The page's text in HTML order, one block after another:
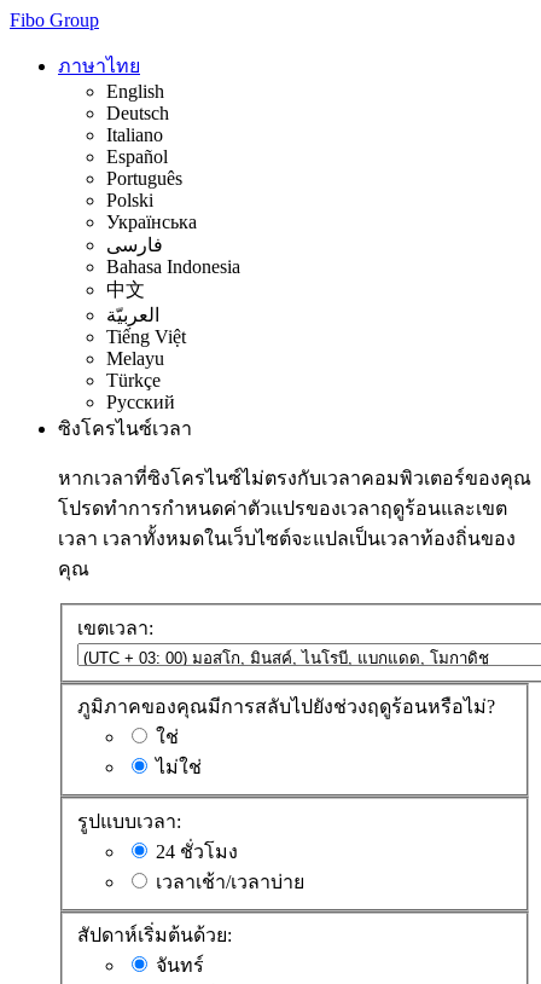
Fibo Group
ภาษาไทย
English
Deutsch
Italiano
Español
Português
Polski
Українська
فارسی
Bahasa Indonesia
中文
العربيّة
Tiếng Việt
Melayu
Türkçe
Русский
ซิงโครไนซ์เวลา
หากเวลาที่ซิงโครไนซ์ไม่ตรงกับเวลาคอมพิวเตอร์ของคุณ
โปรดทำการกำหนดค่าตัวแปรของเวลาฤดูร้อนและเขต
เวลา เวลาทั้งหมดในเว็บไซต์จะแปลเป็นเวลาท้องถิ่นของ
คุณ
เขตเวลา:
ภูมิภาคของคุณมีการสลับไปยังช่วงฤดูร้อนหรือไม่?
ใช่
ไม่ใช่
รูปแบบเวลา:
24 ชั่วโมง
เวลาเช้า/เวลาบ่าย
สัปดาห์เริ่มต้นด้วย:
จันทร์